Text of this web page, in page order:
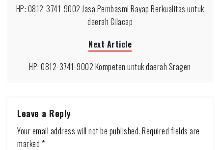
HP: 0812-3741-9002 Jasa Pembasmi Rayap Berkualitas untuk
daerah Cilacap
Next Article
HP: 0812-3741-9002 Kompeten untuk daerah Sragen
Leave a Reply
Your email address will not be published. Required fields are
marked *